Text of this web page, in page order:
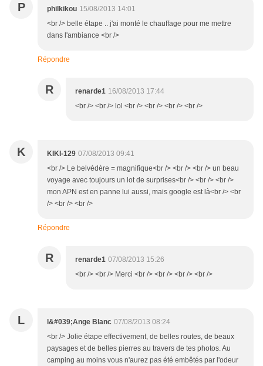
P philkikou 15/08/2013 14:01
<br /> belle étape .. j'ai monté le chauffage pour me mettre
dans l'ambiance <br />
Répondre
R renarde1 16/08/2013 17:44
<br /> <br /> lol <br /> <br /> <br /> <br />
K KIKI-129 07/08/2013 09:41
<br /> Le belvédère = magnifique<br /> <br /> <br /> un beau
voyage avec toujours un lot de surprises<br /> <br /> <br />
mon APN est en panne lui aussi, mais google est là<br /> <br
/> <br /> <br />
Répondre
R renarde1 07/08/2013 15:26
<br /> <br /> Merci <br /> <br /> <br /> <br />
L l&#039;Ange Blanc 07/08/2013 08:24
<br /> Jolie étape effectivement, de belles routes, de beaux
paysages et de belles pierres au travers de tes photos. Au
camping au moins vous n'aurez pas été embêtés par l'odeur